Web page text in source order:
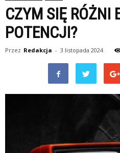
CZYM SIĘ RÓŻNI
POTENCJI?
Przez Redakcja - 3 listopada 2024